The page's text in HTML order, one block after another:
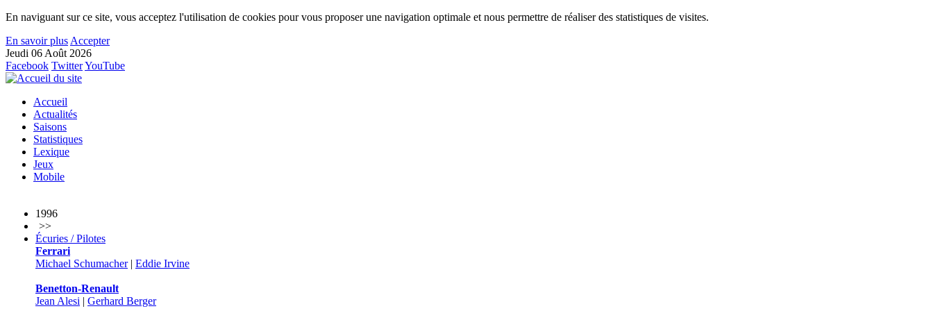
En naviguant sur ce site, vous acceptez l'utilisation de cookies pour vous proposer une navigation optimale et nous permettre de réaliser des statistiques de visites.
En savoir plus Accepter
Jeudi 06 Août 2026
Facebook TwitterYouTube
Accueil
Actualités
Saisons
Statistiques
Lexique
Jeux
Mobile
1996
>>
Écuries / Pilotes
Ferrari
Michael Schumacher| Eddie Irvine
Benetton-Renault
Jean Alesi | Gerhard Berger